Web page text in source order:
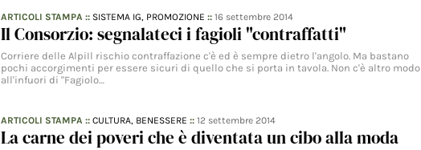
ARTICOLI STAMPA :: SISTEMA IG, PROMOZIONE ::16 settembre 2014
Il Consorzio: segnalateci i fagioli "contraffatti"
Corriere delle AlpiIl rischio contraffazione c'è ed è sempre dietro l'angolo. Ma bastano
pochi accorgimenti per essere sicuri di quello che si porta in tavola. Non c'è altro modo
all'infuori di "Fagiolo…
ARTICOLI STAMPA ::CULTURA, BENESSERE ::12 settembre 2014
La carne dei poveri che è diventata un cibo alla moda